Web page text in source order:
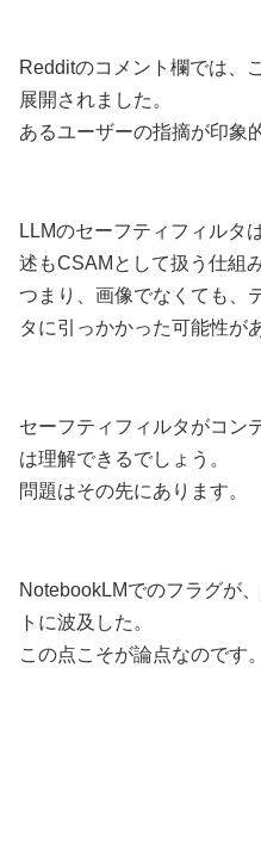
Redditのコメント欄では、
展開されました。
あるユーザーの指摘が印象
LLMのセーフティフィルタ
述もCSAMとして扱う仕組
つまり、画像でなくても、
タに引っかかった可能性が
セーフティフィルタがコン
は理解できるでしょう。
問題はその先にあります。
NotebookLMでのフラグが
トに波及した。
この点こそが論点なのです。